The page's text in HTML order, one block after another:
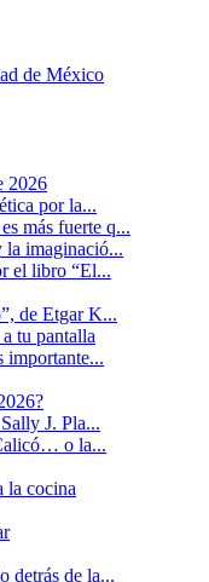
de México
2026
por la...
más fuerte q...
la imaginació...
el libro “El...
de Etgar K...
tu pantalla
importante...
J. Pla...
o la...
la cocina
detrás de la...